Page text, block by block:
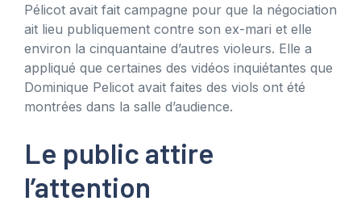
Pélicot avait fait campagne pour que la négociation
ait lieu publiquement contre son ex-mari et elle
environ la cinquantaine d’autres violeurs. Elle a
appliqué que certaines des vidéos inquiétantes que
Dominique Pelicot avait faites des viols ont été
montrées dans la salle d’audience.
Le public attire
l’attention